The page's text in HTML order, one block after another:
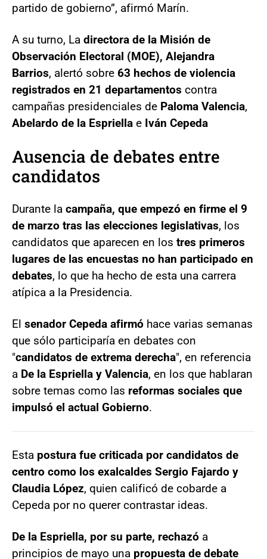
partido de gobierno”, afirmó Marín.
A su turno, La directora de la Misión de
Observación Electoral (MOE), Alejandra
Barrios, alertó sobre 63 hechos de violencia
registrados en 21 departamentos contra
campañas presidenciales de Paloma Valencia,
Abelardo de la Espriella e Iván Cepeda
Ausencia de debates entre
candidatos
Durante la campaña, que empezó en firme el 9
de marzo tras las elecciones legislativas, los
candidatos que aparecen en los tres primeros
lugares de las encuestas no han participado en
debates, lo que ha hecho de esta una carrera
atípica a la Presidencia.
El senador Cepeda afirmó hace varias semanas
que sólo participaría en debates con
"candidatos de extrema derecha", en referencia
a De la Espriella y Valencia, en los que hablaran
sobre temas como las reformas sociales que
impulsó el actual Gobierno.
Esta postura fue criticada por candidatos de
centro como los exalcaldes Sergio Fajardo y
Claudia López, quien calificó de cobarde a
Cepeda por no querer contrastar ideas.
De la Espriella, por su parte, rechazó a
principios de mayo una propuesta de debate